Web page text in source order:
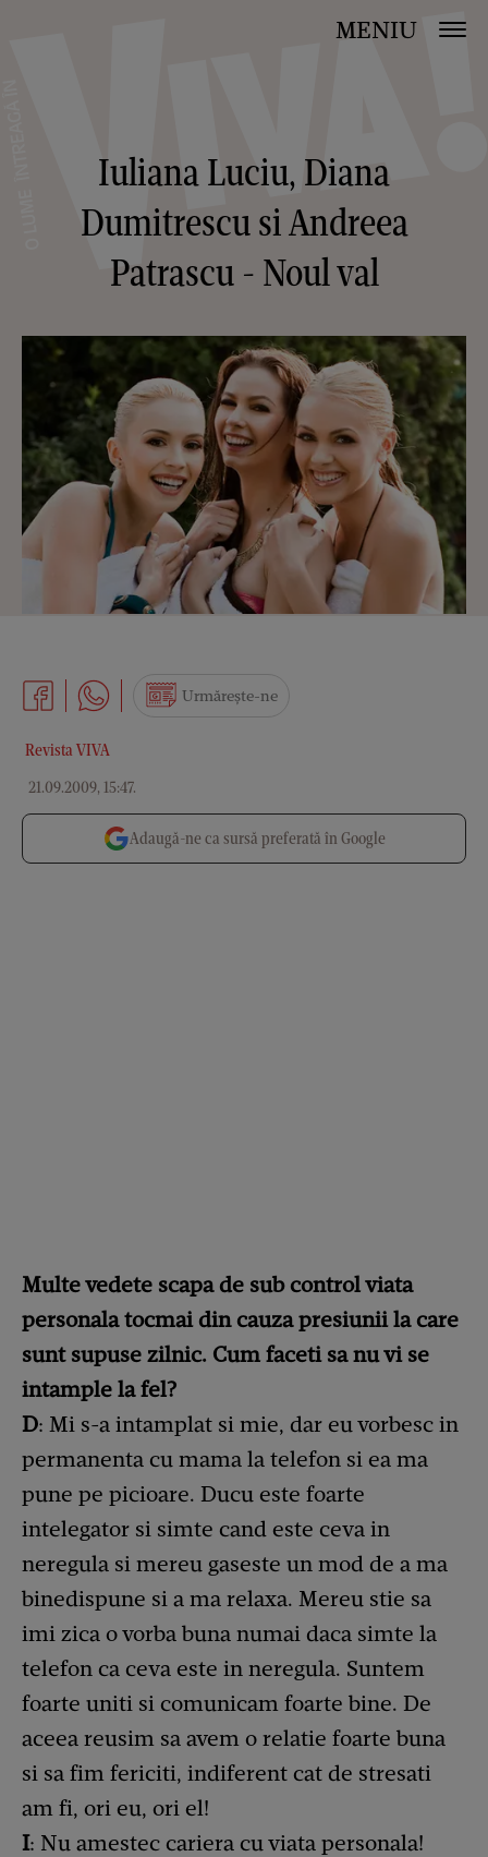
MENIU
Iuliana Luciu, Diana
Dumitrescu si Andreea
Patrascu - Noul val
Revista VIVA
21.09.2009, 15:47.
Urmărește-ne
Adaugă-ne ca sursă preferată în Google
Multe vedete scapa de sub control viata
personala tocmai din cauza presiunii la care
sunt supuse zilnic. Cum faceti sa nu vi se
intample la fel?
D: Mi s-a intamplat si mie, dar eu vorbesc in
permanenta cu mama la telefon si ea ma
pune pe picioare. Ducu este foarte
intelegator si simte cand este ceva in
neregula si mereu gaseste un mod de a ma
binedispune si a ma relaxa. Mereu stie sa
imi zica o vorba buna numai daca simte la
telefon ca ceva este in neregula. Suntem
foarte uniti si comunicam foarte bine. De
aceea reusim sa avem o relatie foarte buna
si sa fim fericiti, indiferent cat de stresati
am fi, ori eu, ori el!
I: Nu amestec cariera cu viata personala!